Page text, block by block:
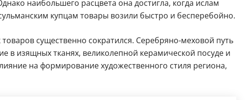
наибольшего расцвета она достигла, когда ислам
купцам товары возили быстро и бесперебойно.
существенно сократился. Серебряно-меховой путь
в изящных тканях, великолепной керамической посуде и
на формирование художественного стиля региона,